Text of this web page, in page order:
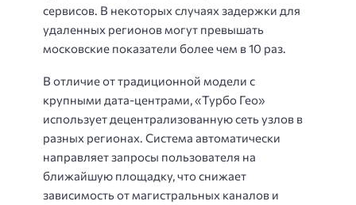
сервисов. В некоторых случаях задержки для
удаленных регионов могут превышать
московские показатели более чем в 10 раз.
В отличие от традиционной модели с
крупными дата-центрами, «Турбо Гео»
использует децентрализованную сеть узлов в
разных регионах. Система автоматически
направляет запросы пользователя на
ближайшую площадку, что снижает
зависимость от магистральных каналов и